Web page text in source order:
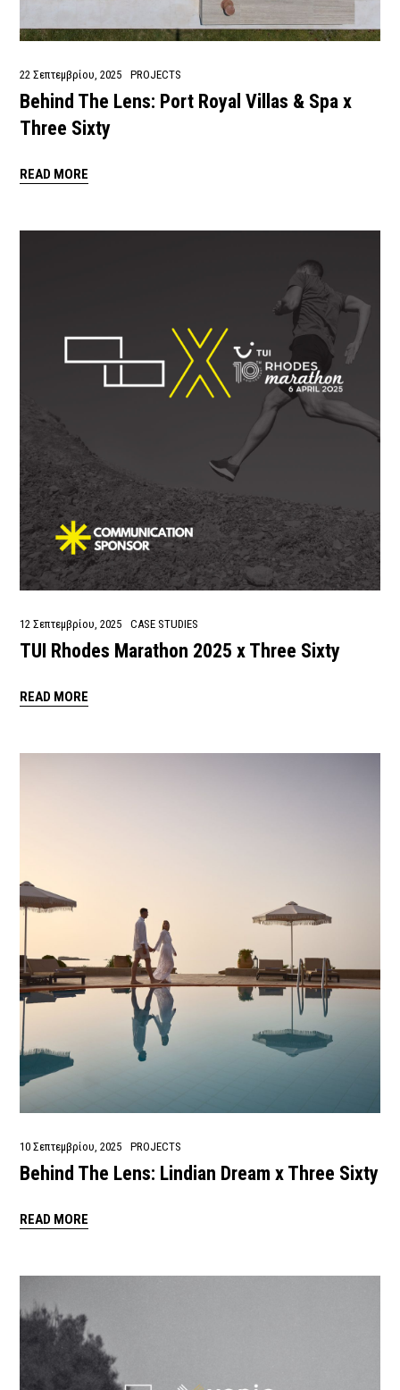
22 Σεπτεμβρίου, 2025 PROJECTS
Behind The Lens: Port Royal Villas & Spa x
Three Sixty
READ MORE
12 Σεπτεμβρίου, 2025 CASE STUDIES
TUI Rhodes Marathon 2025 x Three Sixty
READ MORE
10 Σεπτεμβρίου, 2025 PROJECTS
Behind The Lens: Lindian Dream x Three Sixty
READ MORE